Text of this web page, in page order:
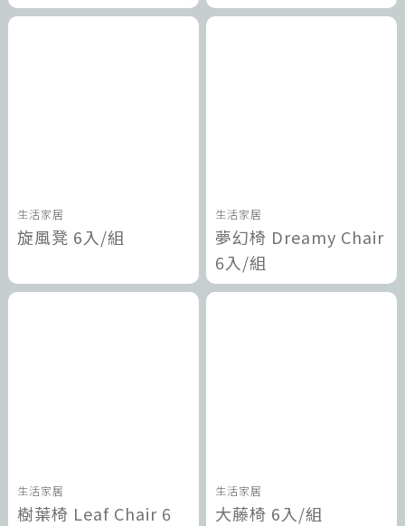
生活家居
旋風凳 6入/組
生活家居
夢幻椅 Dreamy Chair
6入/組
生活家居
樹葉椅 Leaf Chair 6
生活家居
大藤椅 6入/組